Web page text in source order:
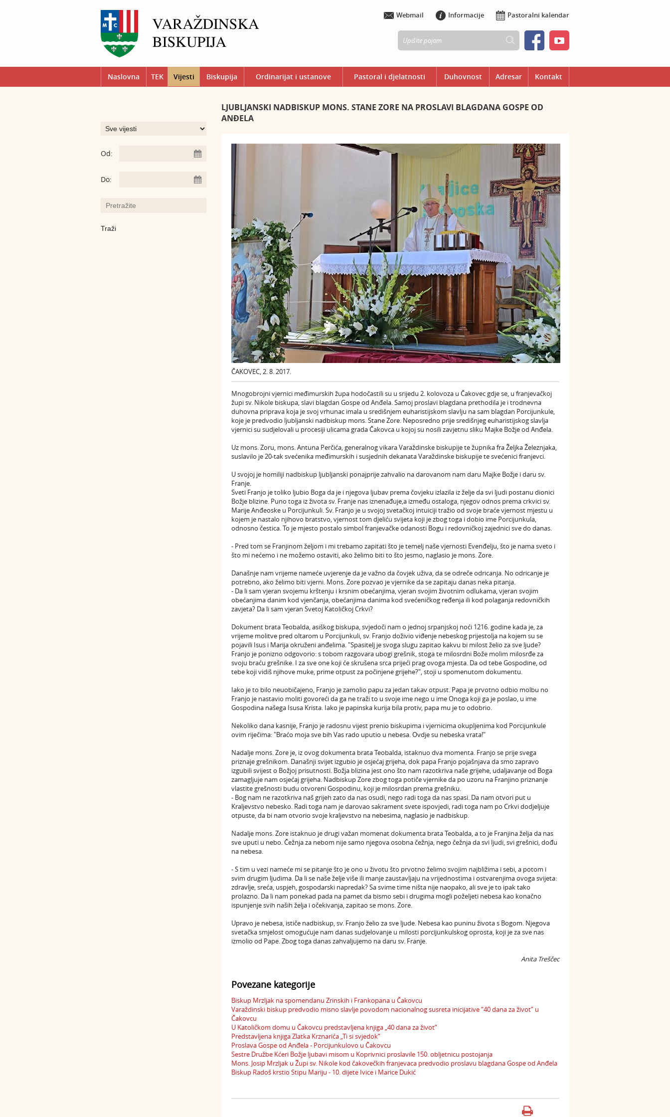
Webmail Informacije Pastoralni kalendar
Naslovna TEK Vijesti Biskupija Ordinarijat i ustanove Pastoral i djelatnosti Duhovnost Adresar Kontakt
Od:
Do:
LJUBLJANSKI NADBISKUP MONS. STANE ZORE NA PROSLAVI BLAGDANA GOSPE OD
ANĐELA
ČAKOVEC, 2. 8. 2017.
Mnogobrojni vjernici međimurskih župa hodočastili su u srijedu 2. kolovoza u Čakovec gdje se, u franjevačkoj
župi sv. Nikole biskupa, slavi blagdan Gospe od Anđela. Samoj proslavi blagdana prethodila je i trodnevna
duhovna priprava koja je svoj vrhunac imala u središnjem euharistijskom slavlju na sam blagdan Porcijunkule,
koje je predvodio ljubljanski nadbiskup mons. Stane Zore. Neposredno prije središnjeg euharistijskog slavlja
vjernici su sudjelovali u procesiji ulicama grada Čakovca u kojoj su nosili zavjetnu sliku Majke Božje od Anđela.
Uz mons. Zoru, mons. Antuna Perčića, generalnog vikara Varaždinske biskupije te župnika fra Željka Železnjaka,
suslavilo je 20-tak svećenika međimurskih i susjednih dekanata Varaždinske biskupije te svećenici franjevci.
U svojoj je homiliji nadbiskup ljubljanski ponajprije zahvalio na darovanom nam daru Majke Božje i daru sv.
Franje.
Sveti Franjo je toliko ljubio Boga da je i njegova ljubav prema čovjeku izlazila iz želje da svi ljudi postanu dionici
Božje blizine. Puno toga iz života sv. Franje nas iznenađuje,a između ostaloga, njegov odnos prema crkvici sv.
Marije Anđeoske u Porcijunkuli. Sv. Franjo je u svojoj svetačkoj intuiciji tražio od svoje braće vjernost mjestu u
kojem je nastalo njihovo bratstvo, vjernost tom djeliću svijeta koji je zbog toga i dobio ime Porcijunkula,
odnosno čestica. To je mjesto postalo simbol franjevačke odanosti Bogu i redovničkoj zajednici sve do danas.
- Pred tom se Franjinom željom i mi trebamo zapitati što je temelj naše vjernosti Evenđelju, što je nama sveto i
što mi nećemo i ne možemo ostaviti, ako želimo biti to što jesmo, naglasio je mons. Zore.
Današnje nam vrijeme nameće uvjerenje da je važno da čovjek uživa, da se odreče odricanja. No odricanje je
potrebno, ako želimo biti vjerni. Mons. Zore pozvao je vjernike da se zapitaju danas neka pitanja.
- Da li sam vjeran svojemu krštenju i krsnim obećanjima, vjeran svojim životnim odlukama, vjeran svojim
obećanjima danim kod vjenčanja, obećanjima danima kod svećeničkog ređenja ili kod polaganja redovničkih
zavjeta? Da li sam vjeran Svetoj Katoličkoj Crkvi?
Dokument brata Teobalda, asiškog biskupa, svjedoči nam o jednoj srpanjskoj noći 1216. godine kada je, za
vrijeme molitve pred oltarom u Porcijunkuli, sv. Franjo doživio viđenje nebeskog prijestolja na kojem su se
pojavili Isus i Marija okruženi anđelima. "Spasitelj je svoga slugu zapitao kakvu bi milost želio za sve ljude?
Franjo je ponizno odgovorio: s tobom razgovara ubogi grešnik, stoga te milosrdni Bože molim milosrđe za
svoju braću grešnike. I za sve one koji će skrušena srca prijeći prag ovoga mjesta. Da od tebe Gospodine, od
tebe koji vidiš njihove muke, prime otpust za počinjene grijehe?", stoji u spomenutom dokumentu.
Iako je to bilo neuobičajeno, Franjo je zamolio papu za jedan takav otpust. Papa je prvotno odbio molbu no
Franjo je nastavio moliti govoreći da ga ne traži to u svoje ime nego u ime Onoga koji ga je poslao, u ime
Gospodina našega Isusa Krista. Iako je papinska kurija bila protiv, papa mu je to odobrio.
Nekoliko dana kasnije, Franjo je radosnu vijest prenio biskupima i vjernicima okupljenima kod Porcijunkule
ovim riječima: "Braćo moja sve bih Vas rado uputio u nebesa. Ovdje su nebeska vrata!"
Nadalje mons. Zore je, iz ovog dokumenta brata Teobalda, istaknuo dva momenta. Franjo se prije svega
priznaje grešnikom. Današnji svijet izgubio je osjećaj grijeha, dok papa Franjo pojašnjava da smo zapravo
izgubili svijest o Božjoj prisutnosti. Božja blizina jest ono što nam razotkriva naše grijehe, udaljavanje od Boga
zamagljuje nam osjećaj grijeha. Nadbiskup Zore zbog toga potiče vjernike da po uzoru na Franjino priznanje
vlastite grešnosti budu otvoreni Gospodinu, koji je milosrdan prema grešniku.
- Bog nam ne razotkriva naš grijeh zato da nas osudi, nego radi toga da nas spasi. Da nam otvori put u
Kraljevstvo nebesko. Radi toga nam je darovao sakrament svete ispovjedi, radi toga nam po Crkvi dodjeljuje
otpuste, da bi nam otvorio svoje kraljevstvo na nebesima, naglasio je nadbiskup.
Nadalje mons. Zore istaknuo je drugi važan momenat dokumenta brata Teobalda, a to je Franjina želja da nas
sve uputi u nebo. Čežnja za nebom nije samo njegova osobna čežnja, nego čežnja da svi ljudi, svi grešnici, dođu
na nebesa.
- S tim u vezi nameće mi se pitanje što je ono u životu što prvotno želimo svojim najbližima i sebi, a potom i
svim drugim ljudima. Da li se naše želje više ili manje zaustavljaju na vrijednostima i ostvarenjima ovoga svijeta:
zdravlje, sreća, uspjeh, gospodarski napredak? Sa svime time ništa nije naopako, ali sve je to ipak tako
prolazno. Da li nam ponekad pada na pamet da bismo sebi i drugima mogli poželjeti nebesa kao konačno
ispunjenje svih naših želja i očekivanja, zapitao se mons. Zore.
Upravo je nebesa, ističe nadbiskup, sv. Franjo želio za sve ljude. Nebesa kao puninu života s Bogom. Njegova
svetačka smjelost omogućuje nam danas sudjelovanje u milosti porcijunkulskog oprosta, koji je za sve nas
izmolio od Pape. Zbog toga danas zahvaljujemo na daru sv. Franje.
Anita Treščec
Povezane kategorije
Biskup Mrzljak na spomendanu Zrinskih i Frankopana u Čakovcu
Varaždinski biskup predvodio misno slavlje povodom nacionalnog susreta inicijative “40 dana za život” u
Čakovcu
U Katoličkom domu u Čakovcu predstavljena knjiga „40 dana za život“
Predstavljena knjiga Zlatka Krznarića „Ti si svjedok“
Proslava Gospe od Anđela - Porcijunkulovo u Čakovcu
Sestre Družbe Kćeri Božje ljubavi misom u Koprivnici proslavile 150. obljetnicu postojanja
Mons. Josip Mrzljak u Župi sv. Nikole kod čakovečkih franjevaca predvodio proslavu blagdana Gospe od Anđela
Biskup Radoš krstio Stipu Mariju - 10. dijete Ivice i Marice Dukić